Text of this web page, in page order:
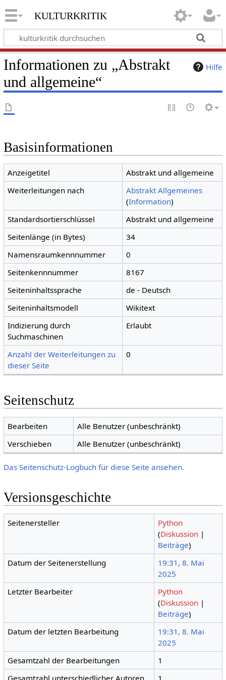
kulturkritik
Hilfe
Informationen zu „Abstrakt
und allgemeine“
Basisinformationen
Anzeigetitel
Abstrakt und allgemeine
Weiterleitungen nach
Abstrakt Allgemeines
(Information)
Standardsortierschlüssel
Abstrakt und allgemeine
Seitenlänge (in Bytes)
34
Namensraumkennnummer
0
Seitenkennnummer
8167
Seiteninhaltssprache
de - Deutsch
Seiteninhaltsmodell
Wikitext
Indizierung durch
Suchmaschinen
Erlaubt
Anzahl der Weiterleitungen zu
dieser Seite
0
Seitenschutz
Bearbeiten
Alle Benutzer (unbeschränkt)
Verschieben
Alle Benutzer (unbeschränkt)
Das Seitenschutz-Logbuch für diese Seite ansehen.
Versionsgeschichte
Seitenersteller
Python
(Diskussion |
Beiträge)
Datum der Seitenerstellung
19:31, 8. Mai
2025
Letzter Bearbeiter
Python
(Diskussion |
Beiträge)
Datum der letzten Bearbeitung
19:31, 8. Mai
2025
Gesamtzahl der Bearbeitungen
1